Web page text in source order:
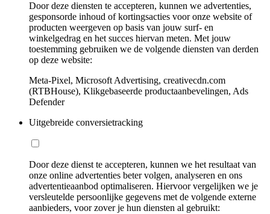
Door deze diensten te accepteren, kunnen we advertenties,
gesponsorde inhoud of kortingsacties voor onze website of
producten weergeven op basis van jouw surf- en
winkelgedrag en het succes hiervan meten. Met jouw
toestemming gebruiken we de volgende diensten van derden
op deze website:
Meta-Pixel, Microsoft Advertising, creativecdn.com
(RTBHouse), Klikgebaseerde productaanbevelingen, Ads
Defender
Uitgebreide conversietracking
Door deze dienst te accepteren, kunnen we het resultaat van
onze online advertenties beter volgen, analyseren en ons
advertentieaanbod optimaliseren. Hiervoor vergelijken we je
versleutelde persoonlijke gegevens met de volgende externe
aanbieders, voor zover je hun diensten al gebruikt: